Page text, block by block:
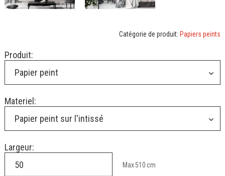
Catégorie de produit: Papiers peints
Produit:
Papier peint
Materiel:
Papier peint sur l'intissé
Largeur:
Max510cm